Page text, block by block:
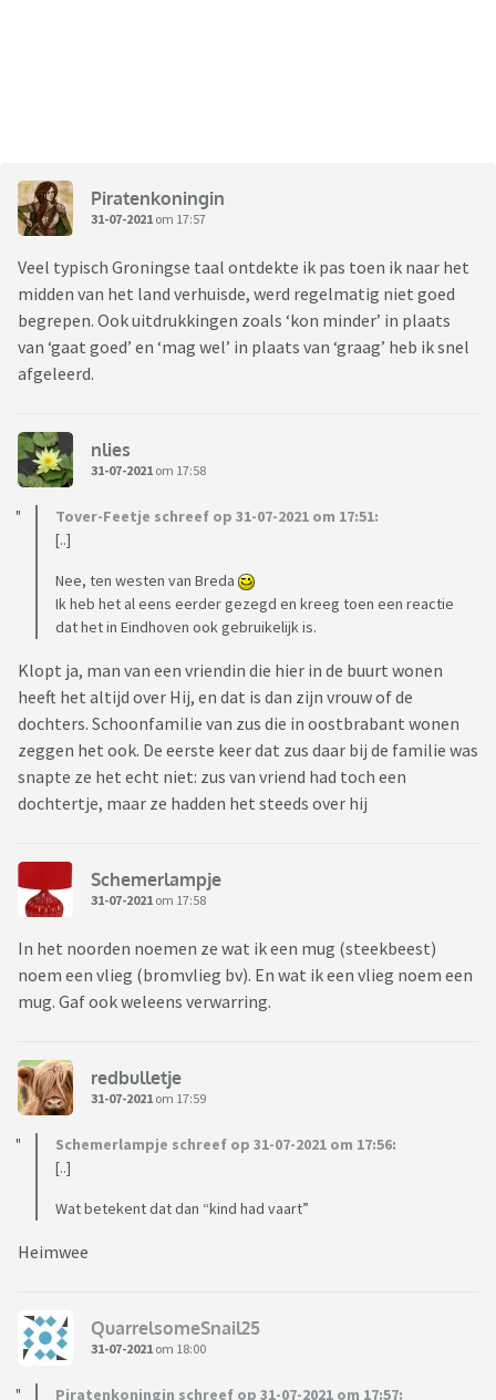
Piratenkoningin
31-07-2021 om 17:57
Veel typisch Groningse taal ontdekte ik pas toen ik naar het
midden van het land verhuisde, werd regelmatig niet goed
begrepen. Ook uitdrukkingen zoals ‘kon minder’ in plaats
van ‘gaat goed’ en ‘mag wel’ in plaats van ‘graag’ heb ik snel
afgeleerd.
nlies
31-07-2021 om 17:58
Tover-Feetje schreef op 31-07-2021 om 17:51:
[..]
Nee, ten westen van Breda
Ik heb het al eens eerder gezegd en kreeg toen een reactie
dat het in Eindhoven ook gebruikelijk is.
Klopt ja, man van een vriendin die hier in de buurt wonen
heeft het altijd over Hij, en dat is dan zijn vrouw of de
dochters. Schoonfamilie van zus die in oostbrabant wonen
zeggen het ook. De eerste keer dat zus daar bij de familie was
snapte ze het echt niet: zus van vriend had toch een
dochtertje, maar ze hadden het steeds over hij
Schemerlampje
31-07-2021 om 17:58
In het noorden noemen ze wat ik een mug (steekbeest)
noem een vlieg (bromvlieg bv). En wat ik een vlieg noem een
mug. Gaf ook weleens verwarring.
redbulletje
31-07-2021 om 17:59
Schemerlampje schreef op 31-07-2021 om 17:56:
[..]
Wat betekent dat dan “kind had vaart”
Heimwee
QuarrelsomeSnail25
31-07-2021 om 18:00
Piratenkoningin schreef op 31-07-2021 om 17:57: